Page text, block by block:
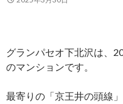
グランパセオ下北沢は、
のマンションです。
最寄りの「京王井の頭線